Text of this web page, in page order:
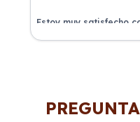
Estoy muy satisfecho
La atención fue